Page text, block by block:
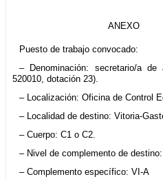
ANEXO
Puesto de trabajo convocado:
– Denominación: secretario/a de
520010, dotación 23).
– Localización: Oficina de Control
– Localidad de destino: Vitoria-
– Cuerpo: C1 o C2.
– Nivel de complemento de
– Complemento específico: VI-A